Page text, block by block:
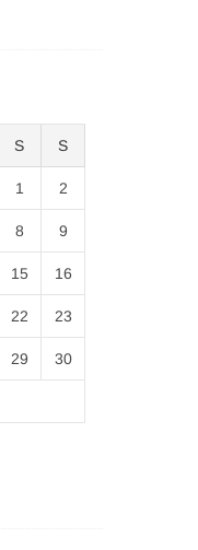
S S
1 2
8 9
15 16
22 23
29 30